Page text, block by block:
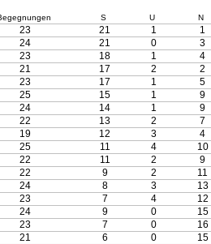
S U N
23 21 1 1
24 21 0 3
23 18 1 4
21 17 2 2
23 17 1 5
25 15 1 9
24 14 1 9
22 13 2 7
19 12 3 4
25 11 4 10
22 11 2 9
22 9 2 11
24 8 3 13
23 7 4 12
24 9 0 15
23 7 0 16
21 6 0 15